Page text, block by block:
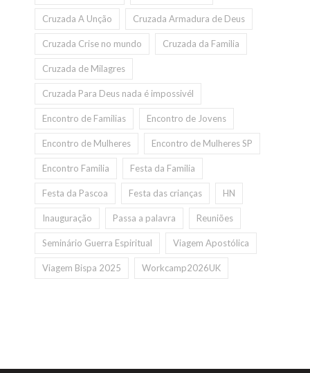
Cruzada A Unção Cruzada Armadura de Deus
Cruzada Crise no mundo Cruzada da Familia
Cruzada de Milagres
Cruzada Para Deus nada é impossivél
Encontro de Familias Encontro de Jovens
Encontro de Mulheres Encontro de Mulheres SP
Encontro Familia Festa da Familia
Festa da Pascoa Festa das crianças HN
Inauguração Passa a palavra Reuniões
Seminário Guerra Espiritual Viagem Apostólica
Viagem Bispa 2025 Workcamp2026UK